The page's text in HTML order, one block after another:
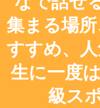
集まる場
すすめ、
生に一度
級ス